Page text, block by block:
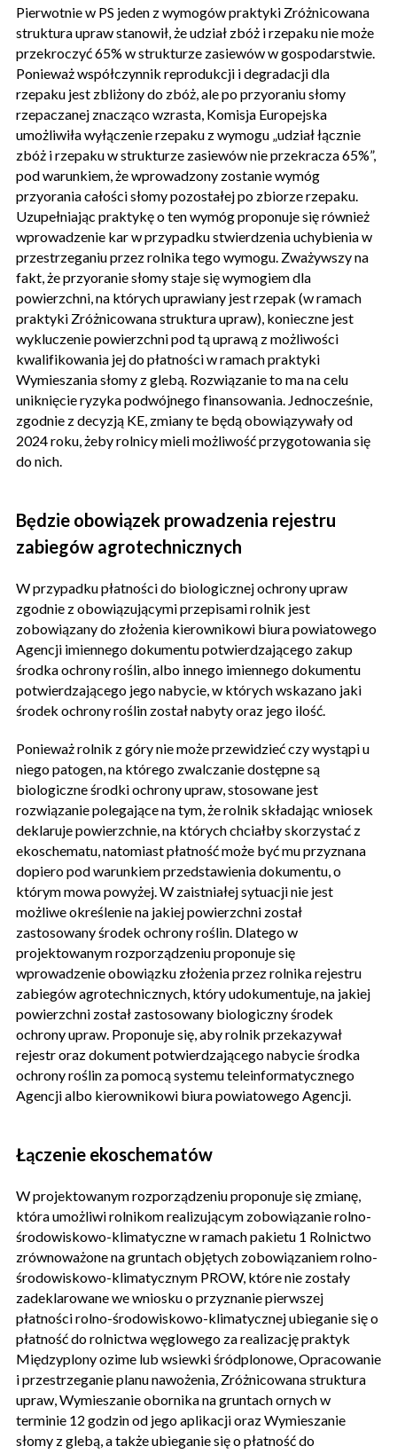
Pierwotnie w PS jeden z wymogów praktyki Zróżnicowana
struktura upraw stanowił, że udział zbóż i rzepaku nie może
przekroczyć 65% w strukturze zasiewów w gospodarstwie.
Ponieważ współczynnik reprodukcji i degradacji dla
rzepaku jest zbliżony do zbóż, ale po przyoraniu słomy
rzepaczanej znacząco wzrasta, Komisja Europejska
umożliwiła wyłączenie rzepaku z wymogu „udział łącznie
zbóż i rzepaku w strukturze zasiewów nie przekracza 65%”,
pod warunkiem, że wprowadzony zostanie wymóg
przyorania całości słomy pozostałej po zbiorze rzepaku.
Uzupełniając praktykę o ten wymóg proponuje się również
wprowadzenie kar w przypadku stwierdzenia uchybienia w
przestrzeganiu przez rolnika tego wymogu. Zważywszy na
fakt, że przyoranie słomy staje się wymogiem dla
powierzchni, na których uprawiany jest rzepak (w ramach
praktyki Zróżnicowana struktura upraw), konieczne jest
wykluczenie powierzchni pod tą uprawą z możliwości
kwalifikowania jej do płatności w ramach praktyki
Wymieszania słomy z glebą. Rozwiązanie to ma na celu
uniknięcie ryzyka podwójnego finansowania. Jednocześnie,
zgodnie z decyzją KE, zmiany te będą obowiązywały od
2024 roku, żeby rolnicy mieli możliwość przygotowania się
do nich.
Będzie obowiązek prowadzenia rejestru
zabiegów agrotechnicznych
W przypadku płatności do biologicznej ochrony upraw
zgodnie z obowiązującymi przepisami rolnik jest
zobowiązany do złożenia kierownikowi biura powiatowego
Agencji imiennego dokumentu potwierdzającego zakup
środka ochrony roślin, albo innego imiennego dokumentu
potwierdzającego jego nabycie, w których wskazano jaki
środek ochrony roślin został nabyty oraz jego ilość.
Ponieważ rolnik z góry nie może przewidzieć czy wystąpi u
niego patogen, na którego zwalczanie dostępne są
biologiczne środki ochrony upraw, stosowane jest
rozwiązanie polegające na tym, że rolnik składając wniosek
deklaruje powierzchnie, na których chciałby skorzystać z
ekoschematu, natomiast płatność może być mu przyznana
dopiero pod warunkiem przedstawienia dokumentu, o
którym mowa powyżej. W zaistniałej sytuacji nie jest
możliwe określenie na jakiej powierzchni został
zastosowany środek ochrony roślin. Dlatego w
projektowanym rozporządzeniu proponuje się
wprowadzenie obowiązku złożenia przez rolnika rejestru
zabiegów agrotechnicznych, który udokumentuje, na jakiej
powierzchni został zastosowany biologiczny środek
ochrony upraw. Proponuje się, aby rolnik przekazywał
rejestr oraz dokument potwierdzającego nabycie środka
ochrony roślin za pomocą systemu teleinformatycznego
Agencji albo kierownikowi biura powiatowego Agencji.
Łączenie ekoschematów
W projektowanym rozporządzeniu proponuje się zmianę,
która umożliwi rolnikom realizującym zobowiązanie rolno-
środowiskowo-klimatyczne w ramach pakietu 1 Rolnictwo
zrównoważone na gruntach objętych zobowiązaniem rolno-
środowiskowo-klimatycznym PROW, które nie zostały
zadeklarowane we wniosku o przyznanie pierwszej
płatności rolno-środowiskowo-klimatycznej ubieganie się o
płatność do rolnictwa węglowego za realizację praktyk
Międzyplony ozime lub wsiewki śródplonowe, Opracowanie
i przestrzeganie planu nawożenia, Zróżnicowana struktura
upraw, Wymieszanie obornika na gruntach ornych w
terminie 12 godzin od jego aplikacji oraz Wymieszanie
słomy z glebą, a także ubieganie się o płatność do